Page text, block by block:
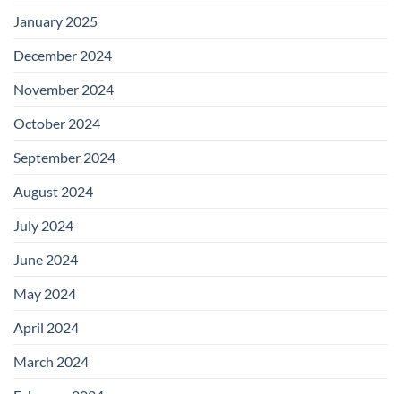
January 2025
December 2024
November 2024
October 2024
September 2024
August 2024
July 2024
June 2024
May 2024
April 2024
March 2024